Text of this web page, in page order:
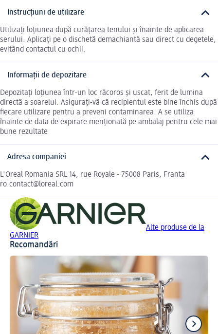
Instrucțiuni de utilizare
Utilizați loțiunea după curățarea tenului și înainte de aplicarea
serului. Aplicați pe o dischetă demachiantă sau direct cu degetele,
evitând contactul cu ochii.
Informații de depozitare
Depozitați loțiunea într-un loc răcoros și uscat, ferit de lumina
directă a soarelui. Asigurați-vă că recipientul este bine închis după
fiecare utilizare pentru a preveni contaminarea. A se utiliza
înainte de data de expirare menționată pe ambalaj pentru cele mai
bune rezultate
Adresa companiei
L'Oreal Romania SRL 14, rue Royale - 75008 Paris, Franta
ro.contact@loreal.com
Alte produse de la
GARNIER
Recomandări